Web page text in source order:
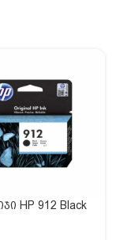
HP 912 Black